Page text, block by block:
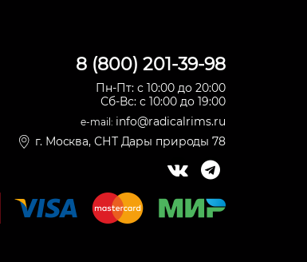
8 (800) 201-39-98
Пн-Пт: с 10:00 до 20:00
Сб-Вс: с 10:00 до 19:00
e-mail: info@radicalrims.ru
г. Москва, СНТ Дары природы 78